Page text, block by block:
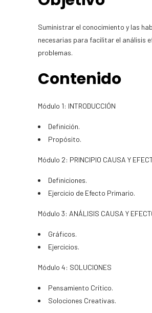
Suministrar el conocimiento y las
necesarias para facilitar el análisis
problemas.
Contenido
Módulo 1: INTRODUCCIÓN
Definición.
Propósito.
Módulo 2: PRINCIPIO CAUSA Y
Definiciones.
Ejercicio de Efecto Primario.
Módulo 3: ANÁLISIS CAUSA Y
Gráficos.
Ejercicios.
Módulo 4: SOLUCIONES
Pensamiento Crítico.
Solociones Creativas.